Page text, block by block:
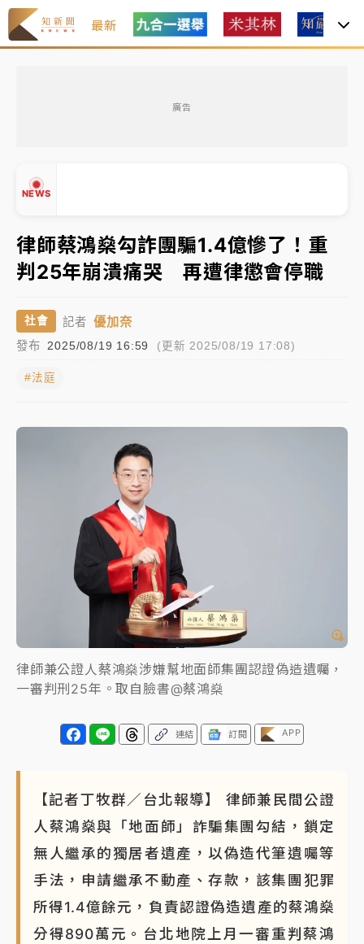
最新
廣告
NEWS
中信慈善基金會想增加董事人數！辜仲諒向法院聲請遭
駁 理由曝光
故宮《龍藏經》特展第2檔！今線上預約開賣一度塞車
周六起展出延長至晚上7時
台東農業處長涉圖利渡假村！東檢抗告成功 今重開羈
父親節泡湯了！中颱白海豚雨彈轟3天 「紅到發紫」降
雨熱區曝
暑假過三周才推「E宿新北打卡趣」！抽獎程序複雜 觀
中信慈善基金會想增加董事人數！辜仲諒向法院聲請遭
駁 理由曝光
故宮《龍藏經》特展第2檔！今線上預約開賣一度塞車
周六起展出延長至晚上7時
台東農業處長涉圖利渡假村！東檢抗告成功 今重開羈
父親節泡湯了！中颱白海豚雨彈轟3天 「紅到發紫」降
雨熱區曝
律師蔡鴻燊勾詐團騙1.4億慘了！重
判25年崩潰痛哭 再遭律懲會停職
社會 記者 優加奈
發布 2025/08/19 16:59 (更新 2025/08/19 17:08)
#法庭
律師兼公證人蔡鴻燊涉嫌幫地面師集團認證偽造遺囑，
一審判刑25年。取自臉書@蔡鴻燊
連結 訂閱 APP
【記者丁牧群／台北報導】 律師兼民間公證
人蔡鴻燊與「地面師」詐騙集團勾結，鎖定
無人繼承的獨居者遺產，以偽造代筆遺囑等
手法，申請繼承不動產、存款，該集團犯罪
所得1.4億餘元，負責認證偽造遺產的蔡鴻燊
分得890萬元。台北地院上月一審重判蔡鴻